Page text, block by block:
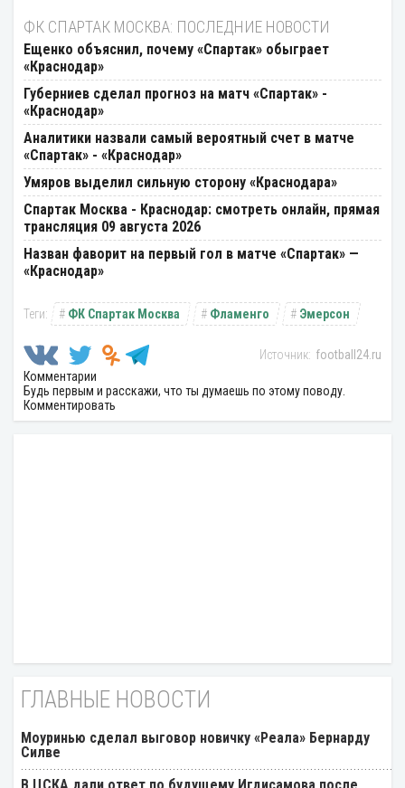
ФК СПАРТАК МОСКВА: ПОСЛЕДНИЕ НОВОСТИ
Ещенко объяснил, почему «Спартак» обыграет
«Краснодар»
Губерниев сделал прогноз на матч «Спартак» -
«Краснодар»
Аналитики назвали самый вероятный счет в матче
«Спартак» - «Краснодар»
Умяров выделил сильную сторону «Краснодара»
Спартак Москва - Краснодар: смотреть онлайн, прямая
трансляция 09 августа 2026
Назван фаворит на первый гол в матче «Спартак» —
«Краснодар»
ФК Спартак Москва Фламенго Эмерсон
football24.ru
Комментарии
Будь первым и расскажи, что ты думаешь по этому поводу.
Комментировать
ГЛАВНЫЕ НОВОСТИ
Моуринью сделал выговор новичку «Реала» Бернарду
Силве